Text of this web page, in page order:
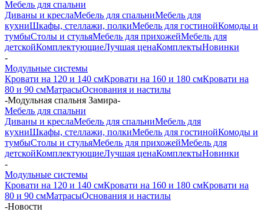
Мебель для спальни
Диваны и креслаМебель для спальниМебель для
кухниШкафы, стеллажи, полкиМебель для гостинойКомоды и
тумбыСтолы и стульяМебель для прихожейМебель для
детскойКомплектующиеЛучшая ценаКомплектыНовинки
-
Модульные системы
Кровати на 120 и 140 смКровати на 160 и 180 смКровати на
80 и 90 смМатрасыОснования и настилы
-Модульная спальня Замира-
Мебель для спальни
Диваны и креслаМебель для спальниМебель для
кухниШкафы, стеллажи, полкиМебель для гостинойКомоды и
тумбыСтолы и стульяМебель для прихожейМебель для
детскойКомплектующиеЛучшая ценаКомплектыНовинки
-
Модульные системы
Кровати на 120 и 140 смКровати на 160 и 180 смКровати на
80 и 90 смМатрасыОснования и настилы
-Новости